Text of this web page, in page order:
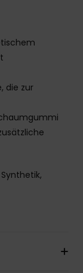
die zur